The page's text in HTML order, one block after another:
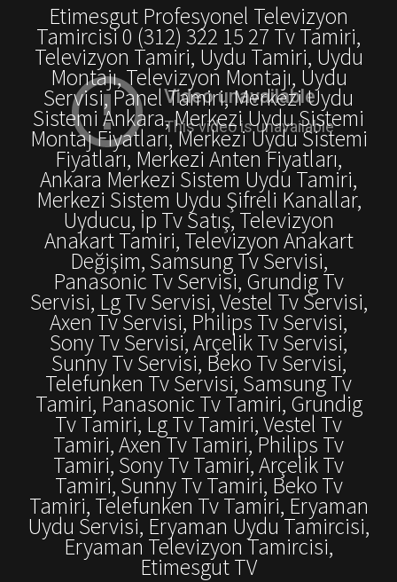
Etimesgut Profesyonel Televizyon
Tamircisi 0 (312) 322 15 27 Tv Tamiri,
Televizyon Tamiri, Uydu Tamiri, Uydu
Montajı, Televizyon Montajı, Uydu
Servisi, Panel Tamiri, Merkezi Uydu
Sistemi Ankara, Merkezi Uydu Sistemi
Montaj Fiyatları, Merkezi Uydu Sistemi
Fiyatları, Merkezi Anten Fiyatları,
Ankara Merkezi Sistem Uydu Tamiri,
Merkezi Sistem Uydu Şifreli Kanallar,
Uyducu, İp Tv Satış, Televizyon
Anakart Tamiri, Televizyon Anakart
Değişim, Samsung Tv Servisi,
Panasonic Tv Servisi, Grundig Tv
Servisi, Lg Tv Servisi, Vestel Tv Servisi,
Axen Tv Servisi, Philips Tv Servisi,
Sony Tv Servisi, Arçelik Tv Servisi,
Sunny Tv Servisi, Beko Tv Servisi,
Telefunken Tv Servisi, Samsung Tv
Tamiri, Panasonic Tv Tamiri, Grundig
Tv Tamiri, Lg Tv Tamiri, Vestel Tv
Tamiri, Axen Tv Tamiri, Philips Tv
Tamiri, Sony Tv Tamiri, Arçelik Tv
Tamiri, Sunny Tv Tamiri, Beko Tv
Tamiri, Telefunken Tv Tamiri, Eryaman
Uydu Servisi, Eryaman Uydu Tamircisi,
Eryaman Televizyon Tamircisi,
Etimesgut TV